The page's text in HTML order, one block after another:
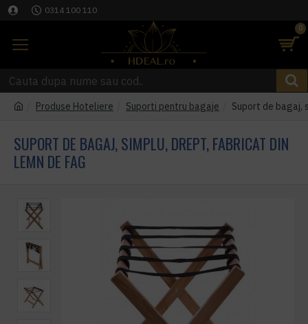
0314 100 110
0
Produse Hoteliere Suporti pentru bagaje Suport de bagaj,
SUPORT DE BAGAJ, SIMPLU, DREPT, FABRICAT DIN
LEMN DE FAG